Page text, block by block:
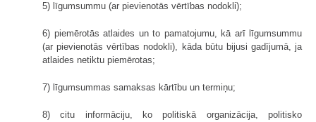
5) līgumsummu (ar pievienotās vērtības nodokli);
6) piemērotās atlaides un to pamatojumu, kā arī līgumsummu
(ar pievienotās vērtības nodokli), kāda būtu bijusi gadījumā, ja
atlaides netiktu piemērotas;
7) līgumsummas samaksas kārtību un termiņu;
8) citu informāciju, ko politiskā organizācija, politisko